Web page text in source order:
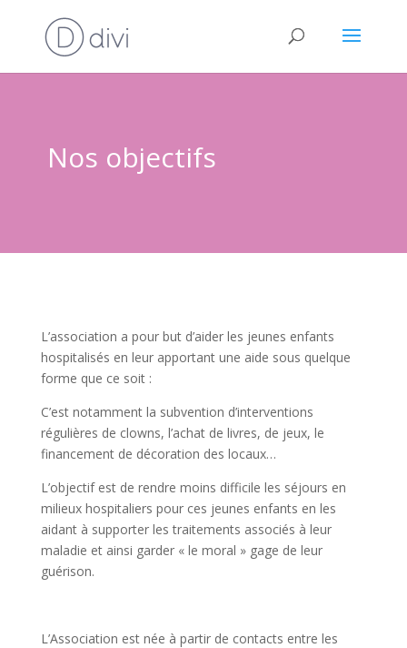
Nos objectifs
L’association a pour but d’aider les jeunes enfants
hospitalisés en leur apportant une aide sous quelque
forme que ce soit :
C’est notamment la subvention d’interventions
régulières de clowns, l’achat de livres, de jeux, le
financement de décoration des locaux…
L’objectif est de rendre moins difficile les séjours en
milieux hospitaliers pour ces jeunes enfants en les
aidant à supporter les traitements associés à leur
maladie et ainsi garder « le moral » gage de leur
guérison.
L’Association est née à partir de contacts entre les